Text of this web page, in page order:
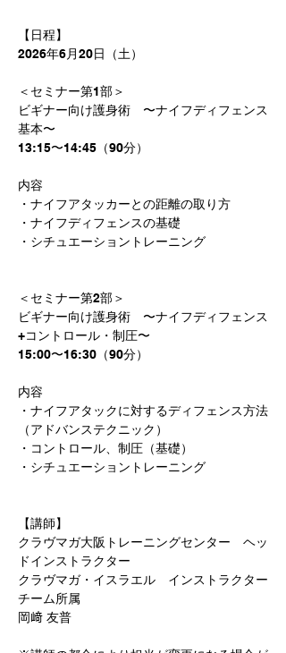
【日程】
2026年6月20日（土）
＜セミナー第1部＞
ビギナー向け護身術　〜ナイフディフェンス
基本〜
13:15〜14:45（90分）
内容
・ナイフアタッカーとの距離の取り方
・ナイフディフェンスの基礎
・シチュエーショントレーニング
＜セミナー第2部＞
ビギナー向け護身術　〜ナイフディフェンス
+コントロール・制圧〜
15:00〜16:30（90分）
内容
・ナイフアタックに対するディフェンス方法
（アドバンステクニック）
・コントロール、制圧（基礎）
・シチュエーショントレーニング
【講師】
クラヴマガ大阪トレーニングセンター　ヘッ
ドインストラクター
クラヴマガ・イスラエル　インストラクター
チーム所属
岡﨑 友普